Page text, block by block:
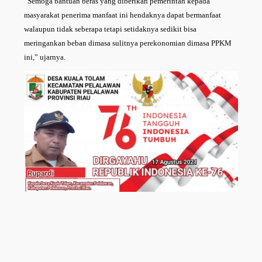
masyarakat penerima manfaat ini hendaknya dapat bermanfaat
walaupun tidak seberapa tetapi setidaknya sedikit bisa
meringankan beban dimasa sulitnya perekonomian dimasa PPKM
ini,” ujarnya.